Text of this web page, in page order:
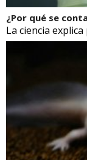
¿Por qué se
La ciencia